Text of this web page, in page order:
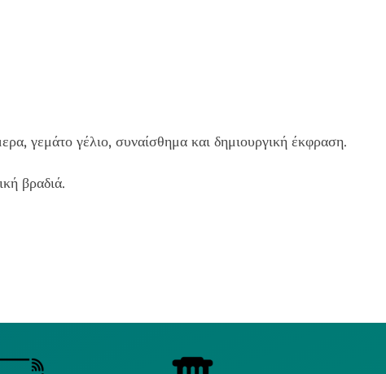
γεμάτο γέλιο, συναίσθημα και δημιουργική έκφραση.
βραδιά.